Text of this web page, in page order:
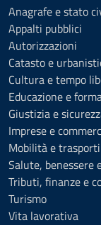
Anagrafe e stato
Appalti pubblici
Autorizzazioni
Catasto e
Cultura e tempo
Educazione e
Giustizia e
Imprese e
Mobilità e trasporti
Salute, benessere
Tributi, finanze e
Turismo
Vita lavorativa